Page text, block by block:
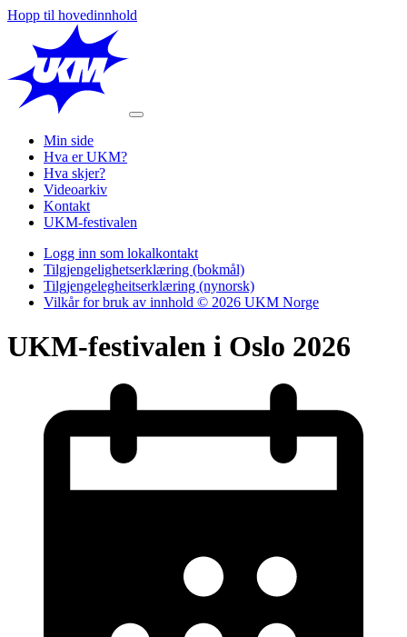
Hopp til hovedinnhold
Min side
Hva er UKM?
Hva skjer?
Videoarkiv
Kontakt
UKM-festivalen
Logg inn som lokalkontakt
Tilgjengelighetserklæring (bokmål)
Tilgjengelegheitserklæring (nynorsk)
Vilkår for bruk av innhold © 2026 UKM Norge
UKM-festivalen i Oslo 2026